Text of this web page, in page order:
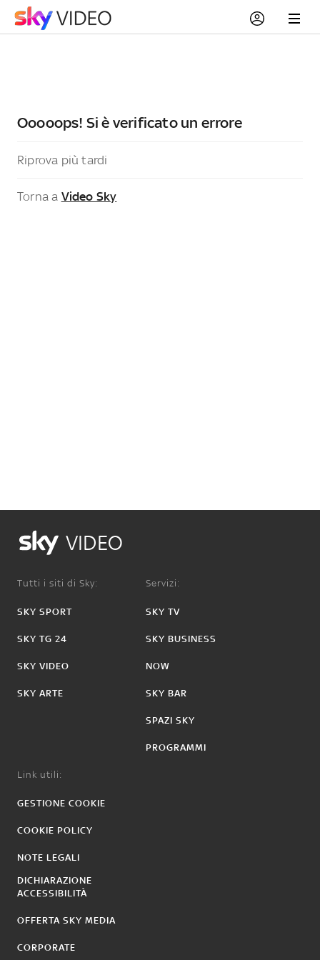
Ooooops! Si è verificato un errore
Riprova più tardi
Torna a Video Sky
VIDEO
Tutti i siti di Sky:
SKY SPORT
SKY TG 24
SKY VIDEO
SKY ARTE
Servizi:
SKY TV
SKY BUSINESS
NOW
SKY BAR
SPAZI SKY
PROGRAMMI
Link utili:
GESTIONE COOKIE
COOKIE POLICY
NOTE LEGALI
DICHIARAZIONE
ACCESSIBILITÀ
OFFERTA SKY MEDIA
CORPORATE